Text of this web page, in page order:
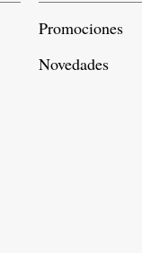
Promociones
Novedades